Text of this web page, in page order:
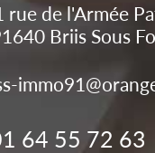
rue de l'Armée
Briis Sous
64 55 72 63